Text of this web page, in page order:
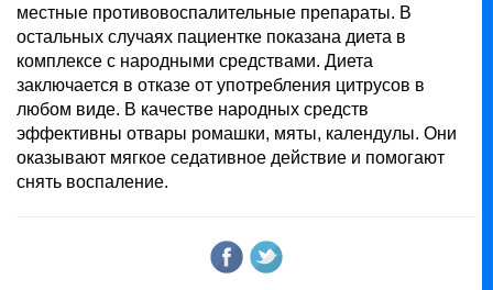
местные противовоспалительные препараты. В
остальных случаях пациентке показана диета в
комплексе с народными средствами. Диета
заключается в отказе от употребления цитрусов в
любом виде. В качестве народных средств
эффективны отвары ромашки, мяты, календулы. Они
оказывают мягкое седативное действие и помогают
снять воспаление.